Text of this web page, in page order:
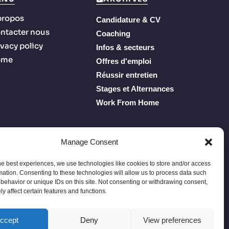
Manage Consent
best experiences, we use technologies like cookies to store and/or access
Consenting to these technologies will allow us to process data such
or unique IDs on this site. Not consenting or withdrawing consent,
affect certain features and functions.
Deny View preferences
nous
policy
Candidature & CV
Coaching
Infos & secteurs
Offres d'emploi
Réussir entretien
Stages et Alternances
Work From Home
Privacy PolicyTerms of Service